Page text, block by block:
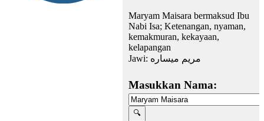
Maryam Maisara bermaksud Ibu
Nabi Isa; Ketenangan, nyaman,
kemakmuran, kekayaan,
kelapangan
Jawi: مريم ميساره
Masukkan Nama: